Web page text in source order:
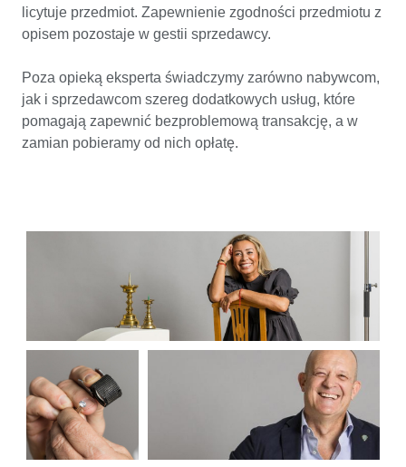
licytuje przedmiot. Zapewnienie zgodności przedmiotu z
opisem pozostaje w gestii sprzedawcy.
Poza opieką eksperta świadczymy zarówno nabywcom,
jak i sprzedawcom szereg dodatkowych usług, które
pomagają zapewnić bezproblemową transakcję, a w
zamian pobieramy od nich opłatę.